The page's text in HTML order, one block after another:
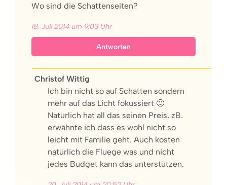
Wo sind die Schattenseiten?
18. Juli 2014 um 9:03 Uhr
Antworten
Christof Wittig
Ich bin nicht so auf Schatten sondern
mehr auf das Licht fokussiert 🙂
Natürlich hat all das seinen Preis, zB.
erwähnte ich dass es wohl nicht so
leicht mit Familie geht. Auch kosten
natürlich die Fluege was und nicht
jedes Budget kann das unterstützen.